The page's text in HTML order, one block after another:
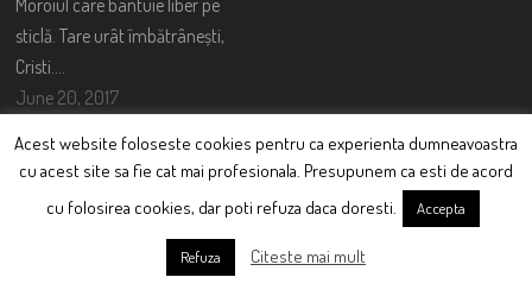
Moroiul care bântuie liber pe
sticlă. Tare urât îmbătrânești,
Cristi….
June 20, 2017
TWITTER FEED
Could not authenticate you.
Acest website foloseste cookies pentru ca experienta dumneavoastra
cu acest site sa fie cat mai profesionala. Presupunem ca esti de acord
cu folosirea cookies, dar poti refuza daca doresti.
Accepta
Refuza Citeste mai mult